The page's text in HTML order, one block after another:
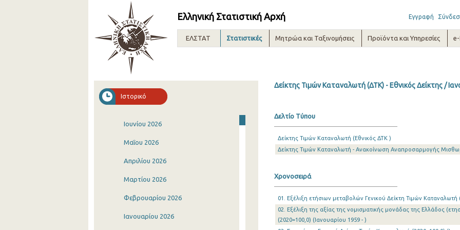
Ελληνική Στατιστική Αρχή Εγγραφή
ΕΛΣΤΑΤ Στατιστικές Μητρώα και Ταξινομήσεις Προϊόντα και Υπηρεσίες
Ιστορικό
Ιουνίου 2026
Μαΐου 2026
Απριλίου 2026
Μαρτίου 2026
Φεβρουαρίου 2026
Ιανουαρίου 2026
Δείκτης Τιμών Καταναλωτή (ΔΤΚ) - Εθνικός Δείκτης /
Δελτίο Τύπου
Δείκτης Τιμών Καταναλωτή (Εθνικός ΔΤΚ )
Δείκτης Τιμών Καταναλωτή - Ανακοίνωση Αναπροσαρμογής
Χρονοσειρά
01. Εξέλιξη ετήσιων μεταβολών Γενικού Δείκτη Τιμών Καταναλωτή
02. Εξέλιξη της αξίας της νομισματικής μονάδας της Ελλάδος
(2020=100,0) (Ιανουαρίου 1959 - )